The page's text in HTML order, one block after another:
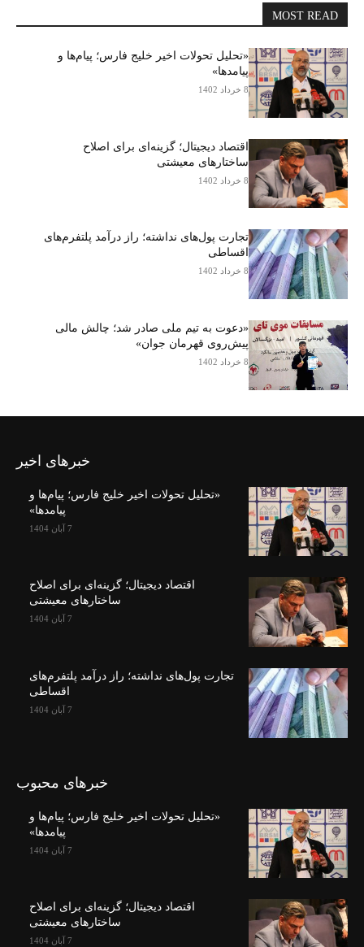
MOST READ
«تحلیل تحولات اخیر خلیج فارس؛ پیام‌ها و
پیامدها»
8 خرداد 1402
اقتصاد دیجیتال؛ گزینه‌ای برای اصلاح
ساختارهای معیشتی
8 خرداد 1402
تجارت پول‌های نداشته؛ راز درآمد پلتفرم‌های
اقساطی
8 خرداد 1402
«دعوت به تیم ملی صادر شد؛ چالش مالی
پیش‌روی قهرمان جوان»
8 خرداد 1402
خبرهای اخیر
«تحلیل تحولات اخیر خلیج فارس؛ پیام‌ها و
پیامدها»
7 آبان 1404
اقتصاد دیجیتال؛ گزینه‌ای برای اصلاح
ساختارهای معیشتی
7 آبان 1404
تجارت پول‌های نداشته؛ راز درآمد پلتفرم‌های
اقساطی
7 آبان 1404
خبرهای محبوب
«تحلیل تحولات اخیر خلیج فارس؛ پیام‌ها و
پیامدها»
7 آبان 1404
اقتصاد دیجیتال؛ گزینه‌ای برای اصلاح
ساختارهای معیشتی
7 آبان 1404